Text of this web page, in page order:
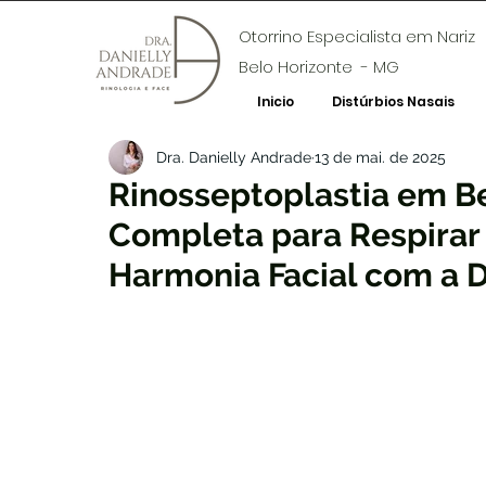
Otorrino Especialista em Nariz
Belo Horizonte - MG
Inicio Distúrbios Nasais
Rinosseptoplastia em
Completa para
Harmonia Facial com a
Dra. Danielly Andrade13 de mai. de 2025